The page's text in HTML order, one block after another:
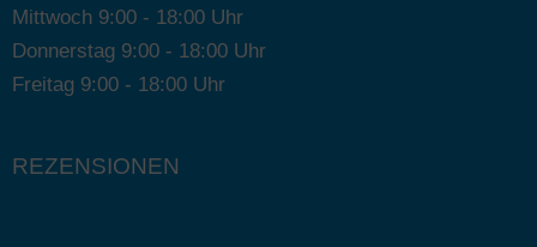
Mittwoch 9:00 - 18:00 Uhr
Donnerstag 9:00 - 18:00 Uhr
Freitag 9:00 - 18:00 Uhr
REZENSIONEN